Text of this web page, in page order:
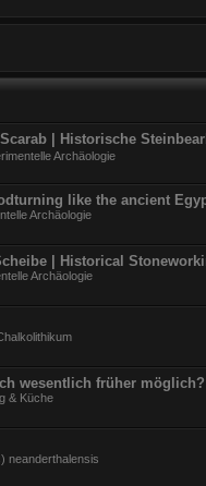
| Historische
Archäologie
like the ancient
Archäologie
| Historical
Archäologie
wesentlich früher möglich?
& Küche
neanderthalensis